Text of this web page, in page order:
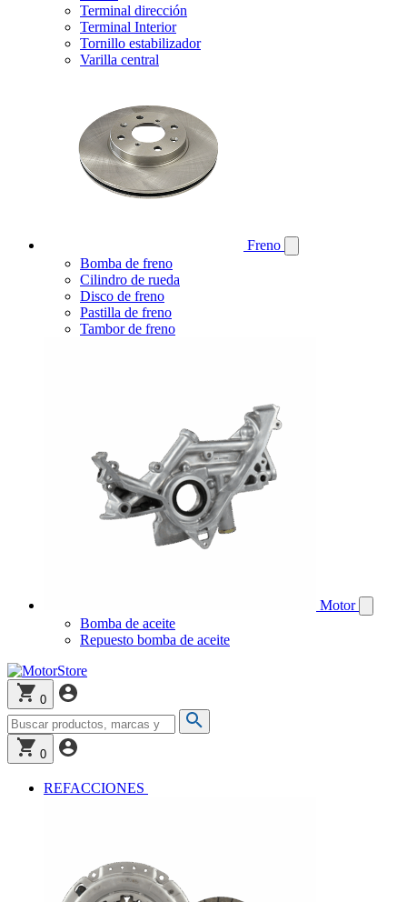
Terminal dirección
Terminal Interior
Tornillo estabilizador
Varilla central
Freno
Bomba de freno
Cilindro de rueda
Disco de freno
Pastilla de freno
Tambor de freno
Motor
Bomba de aceite
Repuesto bomba de aceite
0
0
REFACCIONES